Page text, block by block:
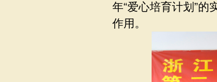
年“爱心培育计划”
作用。